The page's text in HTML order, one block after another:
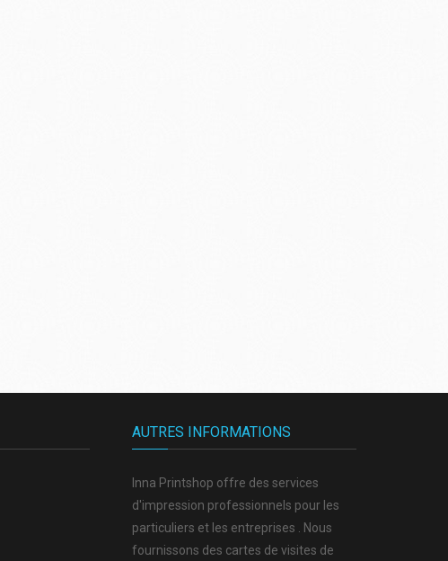
AUTRES INFORMATIONS
Inna Printshop offre des services
d'impression professionnels pour les
particuliers et les entreprises . Nous
fournissons des cartes de visites de